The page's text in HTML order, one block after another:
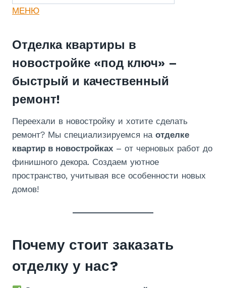
МЕНЮ
Отделка квартиры в
новостройке «под ключ» –
быстрый и качественный
ремонт!
Переехали в новостройку и хотите сделать
ремонт? Мы специализируемся на отделке
квартир в новостройках – от черновых работ до
финишного декора. Создаем уютное
пространство, учитывая все особенности новых
домов!
Почему стоит заказать
отделку у нас?